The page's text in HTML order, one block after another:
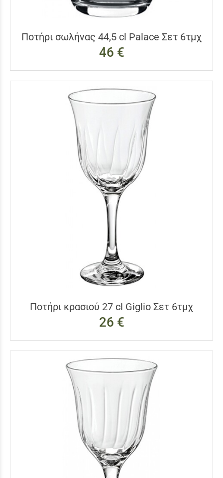
Ποτήρι σωλήνας 44,5 cl Palace Σετ 6τμχ
46 €
Ποτήρι κρασιού 27 cl Giglio Σετ 6τμχ
26 €